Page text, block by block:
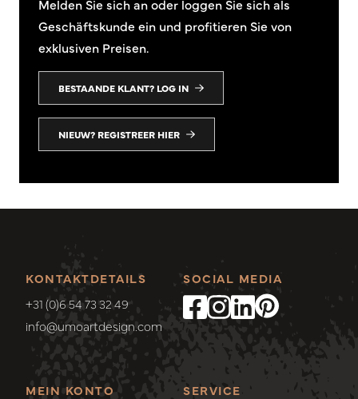
Melden Sie sich an oder loggen Sie sich als
Geschäftskunde ein und profitieren Sie von
exklusiven Preisen.
BESTAANDE KLANT? LOG IN
NIEUW? REGISTREER HIER
KONTAKTDETAILS
+31 (0)6 54 73 32 49
info@umoartdesign.com
MEIN KONTO
SERVICE
SOCIAL MEDIA